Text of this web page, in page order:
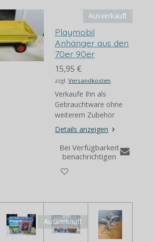
Ausverkauft
Playmobil
Anhänger aus den
70er 90er
15,95 €
zzgl.Versandkosten
Verkaufe Ihn als
Gebrauchtware ohne
weiterem Zubehör
Details anzeigen
Bei Verfügbarkeit
benachrichtigen
Ausverkauft